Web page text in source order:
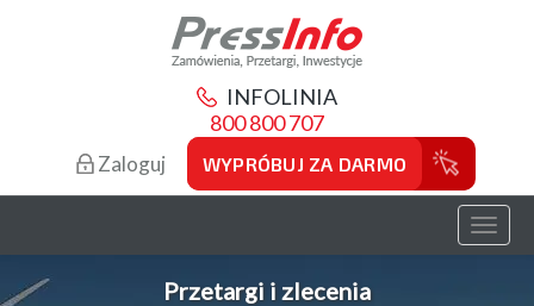
INFOLINIA
800 800 707
Zaloguj WYPRÓBUJ ZA DARMO
Toggle
Przetargi i zlecenia